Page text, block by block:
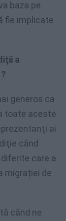
baza pe
fie implicate
a
generos ca
toate aceste
ai
când
care a
migrației de
când ne